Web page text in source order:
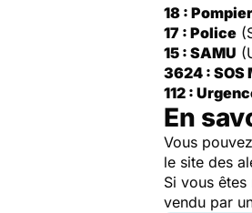
18 :
17 : Police
15 : SAMU
3624 : SOS
112 :
En
Vous
le site des
Si vous
vendu par